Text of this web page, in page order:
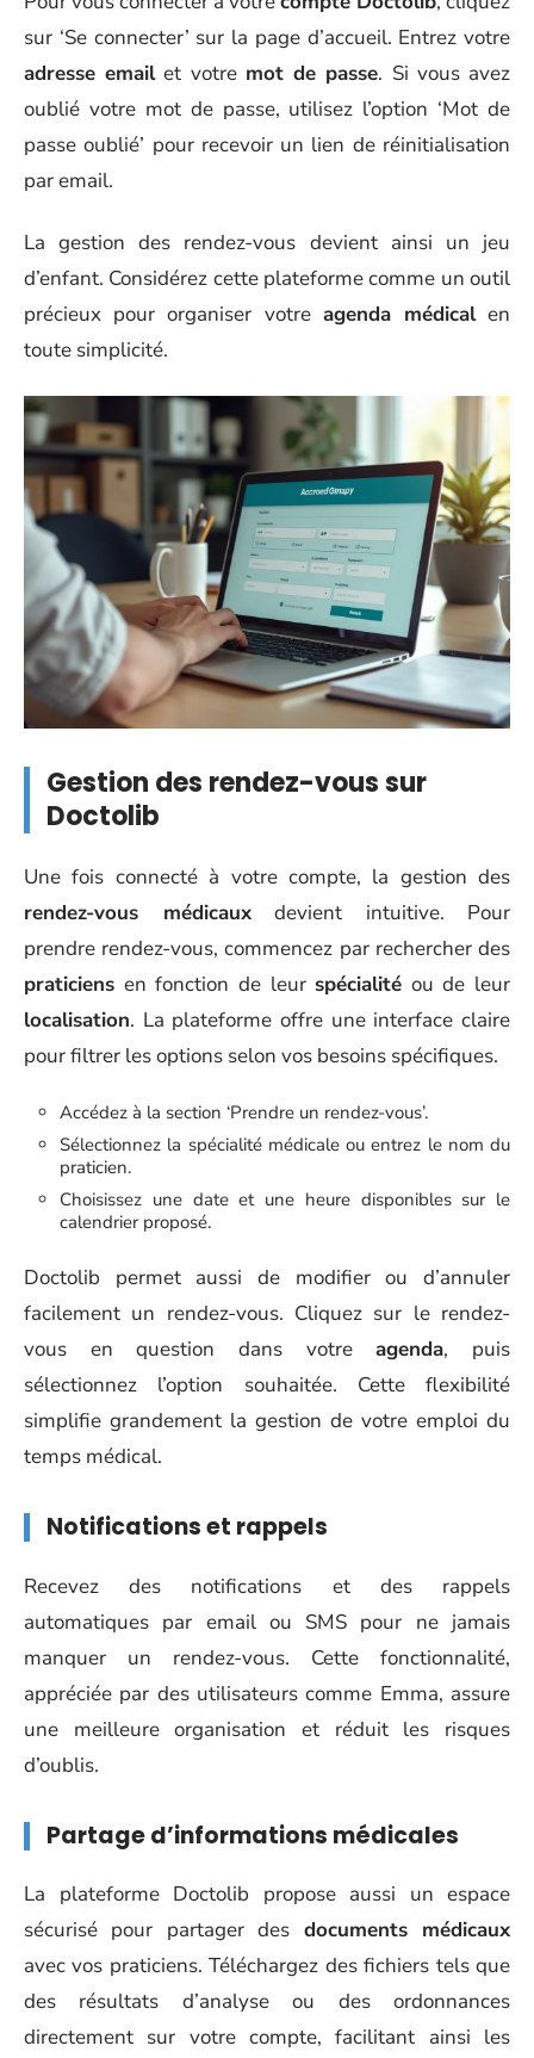
sur ‘Se connecter’ sur la page d’accueil. Entrez votre
adresse emailet votre mot de passe. Si vous avez
oublié votre mot de passe, utilisez l’option ‘Mot de
passe oublié’ pour recevoir un lien de réinitialisation
par email.
La gestion des rendez-vous devient ainsi un jeu
d’enfant. Considérez cette plateforme comme un outil
précieux pour organiser votre agenda médicalen
toute simplicité.
Gestion des rendez-vous sur
Doctolib
Une fois connecté à votre compte, la gestion des
rendez-vous médicauxdevient intuitive. Pour
prendre rendez-vous, commencez par rechercher des
praticiens en fonction de leur spécialité ou de leur
localisation. La plateforme offre une interface claire
pour filtrer les options selon vos besoins spécifiques.
Accédez à la section ‘Prendre un rendez-vous’.
Sélectionnez la spécialité médicale ou entrez le nom du
praticien.
Choisissez une date et une heure disponibles sur le
calendrier proposé.
Doctolib permet aussi de modifier ou d’annuler
facilement un rendez-vous. Cliquez sur le rendez-
vous en question dans votreagenda, puis
sélectionnez l’option souhaitée. Cette flexibilité
simplifie grandement la gestion de votre emploi du
temps médical.
Notifications et rappels
Recevez des notifications et des rappels
automatiques par email ou SMS pour ne jamais
manquer un rendez-vous. Cette fonctionnalité,
appréciée par des utilisateurs comme Emma, assure
une meilleure organisation et réduit les risques
d’oublis.
Partage d’informations médicales
La plateforme Doctolib propose aussi un espace
sécurisé pour partager des documents médicaux
avec vos praticiens. Téléchargez des fichiers tels que
des résultats d’analyse ou des ordonnances
directement sur votre compte, facilitant ainsi les